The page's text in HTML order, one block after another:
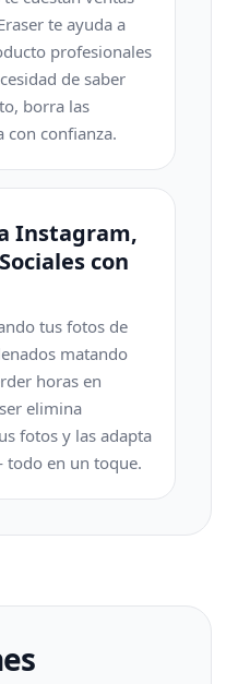
te ayuda a
profesionales
de saber
borra las
con confianza.
Instagram,
con
tus fotos de
matando
horas en
elimina
fotos y las adapta
en un toque.